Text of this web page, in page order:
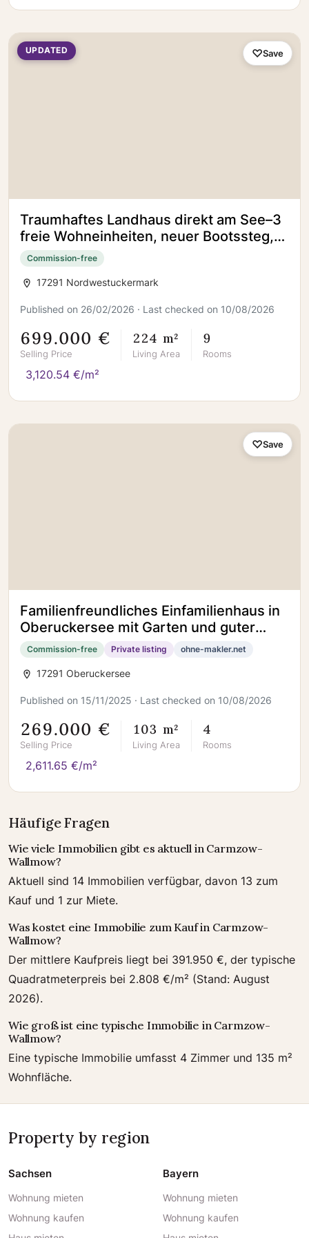
UPDATED
Traumhaftes Landhaus direkt am See–3
freie Wohneinheiten, neuer Bootssteg,
Wärmepumpe & Photovoltaik
Commission-free
17291 Nordwestuckermark
Published on 26/02/2026 · Last checked on 10/08/2026
699.000 €
Selling Price
224 m²
Living Area
9
Rooms
3,120.54 €/m²
Save
Familienfreundliches Einfamilienhaus in
Oberuckersee mit Garten und guter
Anbindung
Commission-free Private listing ohne-makler.net
17291 Oberuckersee
Published on 15/11/2025 · Last checked on 10/08/2026
269.000 €
Selling Price
103 m²
Living Area
4
Rooms
2,611.65 €/m²
Save
Häufige Fragen
Wie viele Immobilien gibt es aktuell in Carmzow-
Wallmow?
Aktuell sind 14 Immobilien verfügbar, davon 13 zum
Kauf und 1 zur Miete.
Was kostet eine Immobilie zum Kauf in Carmzow-
Wallmow?
Der mittlere Kaufpreis liegt bei 391.950 €, der typische
Quadratmeterpreis bei 2.808 €/m² (Stand: August
2026).
Wie groß ist eine typische Immobilie in Carmzow-
Wallmow?
Eine typische Immobilie umfasst 4 Zimmer und 135 m²
Wohnfläche.
Property by region
Sachsen
Wohnung mieten
Wohnung kaufen
Bayern
Wohnung mieten
Wohnung kaufen